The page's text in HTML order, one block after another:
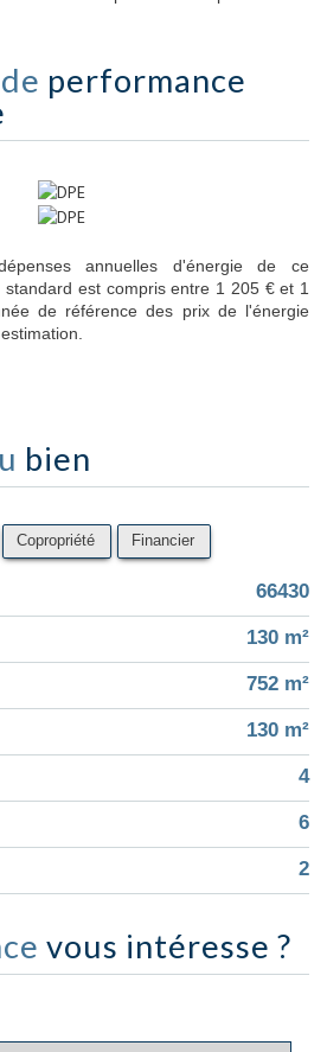
performance
annuelles d'énergie de ce
est compris entre 1 205 € et 1
de référence des prix de l'énergie
bien
Copropriété Financier
66430
130 m²
752 m²
130 m²
4
6
2
vous intéresse ?